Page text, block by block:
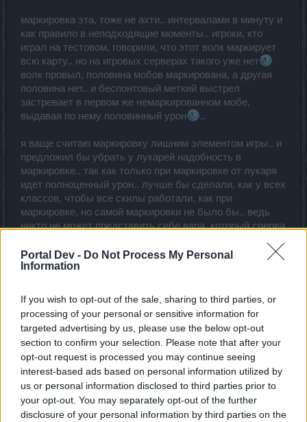
Portal Dev - Do Not Process My Personal
Information
If you wish to opt-out of the sale, sharing to third parties, or
processing of your personal or sensitive information for
targeted advertising by us, please use the below opt-out
section to confirm your selection. Please note that after your
opt-out request is processed you may continue seeing
interest-based ads based on personal information utilized by
us or personal information disclosed to third parties prior to
your opt-out. You may separately opt-out of the further
disclosure of your personal information by third parties on the
маркировка эта, тоже не ахти.. интервалами в минуту и
как правило в неподходящие моменты.. игроки, кто
играл на тестовом, говорили, что этот волк маркирует
всю карту.. но на игровых серверах такого уже нет
волк провыл, половина мобов маркирована, а другая
половина нет.. и беспонтовый меткий выстрел
застревает в первом же немаркированном мобе,
выдавая по нему половинный урон
..
я ваще считаю маркировку лишним элементом игры.. и
предложил бы убрать у лукарей надобность в
маркировке.. так как только при маркировке от лукаря
идет полноценный урон.. лучше бы сделали, как у всех
классов, чтобы все скилы работали, как при
маркировке, но самой маркировки не было бы.. ведь
никто не может представить себе вара, который сперва
только после этого наносить полноценный урон
или
мага, который сперва должен порыться в своей сумке и
Jun 3, 2021
Самма
and MENTOL like this.
Самма
Advanced
Фактически , получается , когда волк воет стоит - отхил